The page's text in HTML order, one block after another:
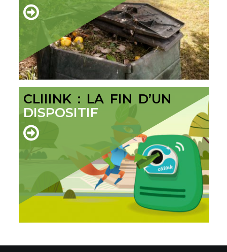
CLIIINK : LA FIN D’UN
DISPOSITIF